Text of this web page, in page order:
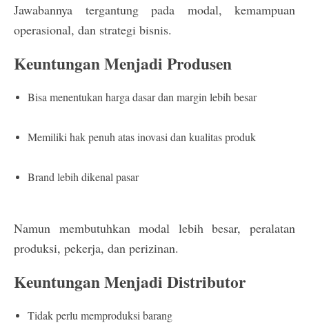
Jawabannya tergantung pada modal, kemampuan
operasional, dan strategi bisnis.
Keuntungan Menjadi Produsen
Bisa menentukan harga dasar dan margin lebih besar
Memiliki hak penuh atas inovasi dan kualitas produk
Brand lebih dikenal pasar
Namun membutuhkan modal lebih besar, peralatan
produksi, pekerja, dan perizinan.
Keuntungan Menjadi Distributor
Tidak perlu memproduksi barang